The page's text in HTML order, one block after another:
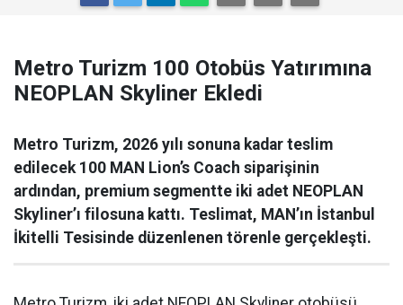
Metro Turizm 100 Otobüs Yatırımına
NEOPLAN Skyliner Ekledi
Metro Turizm, 2026 yılı sonuna kadar teslim
edilecek 100 MAN Lion’s Coach siparişinin
ardından, premium segmentte iki adet NEOPLAN
Skyliner’ı filosuna kattı. Teslimat, MAN’ın İstanbul
İkitelli Tesisinde düzenlenen törenle gerçekleşti.